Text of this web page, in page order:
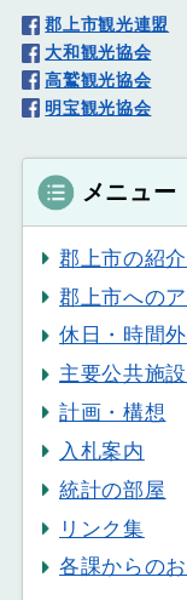
郡上市観光連盟
大和観光協会
高鷲観光協会
明宝観光協会
メニュー
郡上市の紹介
郡上市への
休日・時間
主要公共施設
計画・構想
入札案内
統計の部屋
リンク集
各課からの